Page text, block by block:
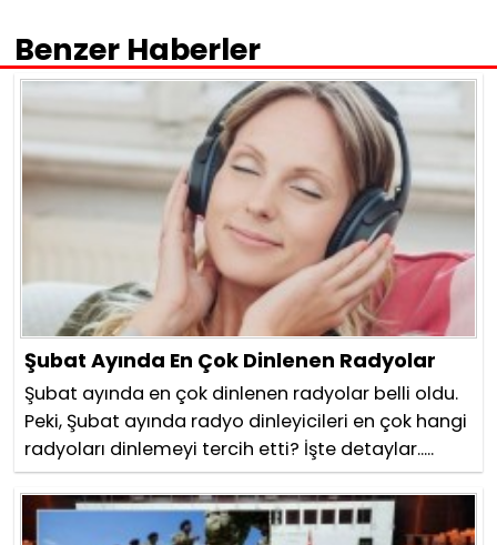
Benzer Haberler
Şubat Ayında En Çok Dinlenen Radyolar
Şubat ayında en çok dinlenen radyolar belli oldu.
Peki, Şubat ayında radyo dinleyicileri en çok hangi
radyoları dinlemeyi tercih etti? İşte detaylar.....